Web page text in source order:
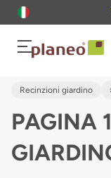
Recinzioni giardino
PAGINA